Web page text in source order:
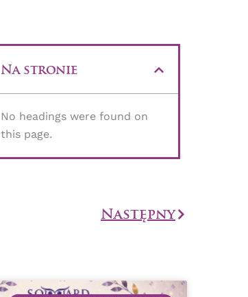
Na stronie
No headings were found on
this page.
NastępnyNastępny